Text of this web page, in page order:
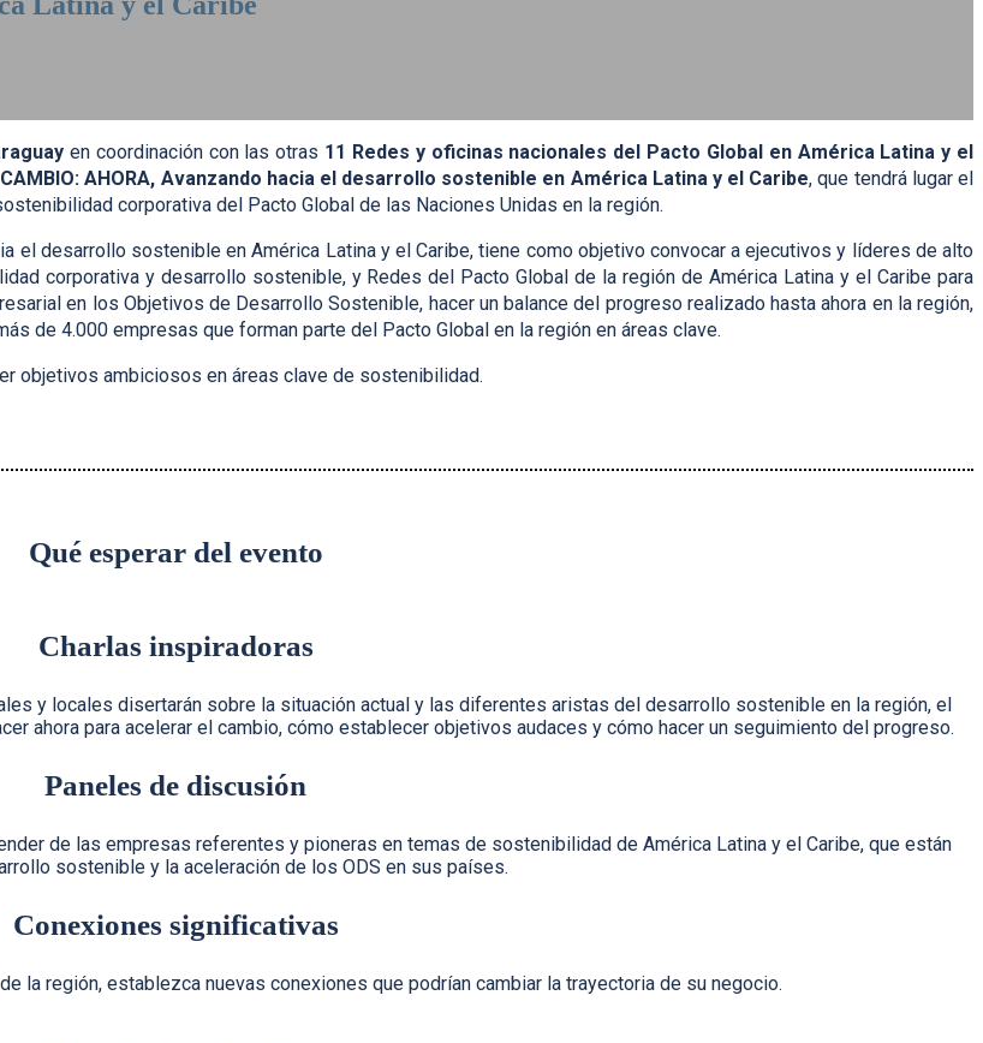
en coordinación con las otras 11 Redes y oficinas nacionales del Pacto Global en América Latina y el
CAMBIO: AHORA, Avanzando hacia el desarrollo sostenible en América Latina y el Caribe, que tendrá lugar el
corporativa del Pacto Global de las Naciones Unidas en la región.
el desarrollo sostenible en América Latina y el Caribe, tiene como objetivo convocar a ejecutivos y líderes de alto
corporativa y desarrollo sostenible, y Redes del Pacto Global de la región de América Latina y el Caribe para
en los Objetivos de Desarrollo Sostenible, hacer un balance del progreso realizado hasta ahora en la región,
de 4.000 empresas que forman parte del Pacto Global en la región en áreas clave.
objetivos ambiciosos en áreas clave de sostenibilidad.
Qué esperar del evento
Charlas inspiradoras
y locales disertarán sobre la situación actual y las diferentes aristas del desarrollo sostenible en la región, el
ahora para acelerar el cambio, cómo establecer objetivos audaces y cómo hacer un seguimiento del progreso.
Paneles de discusión
de las empresas referentes y pioneras en temas de sostenibilidad de América Latina y el Caribe, que están
sostenible y la aceleración de los ODS en sus países.
Conexiones significativas
la región, establezca nuevas conexiones que podrían cambiar la trayectoria de su negocio.